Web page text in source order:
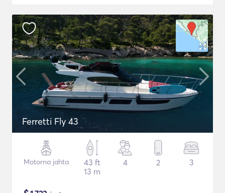
Ferretti Fly 43
Motorna jahta
43 ft
13 m
4 2 3